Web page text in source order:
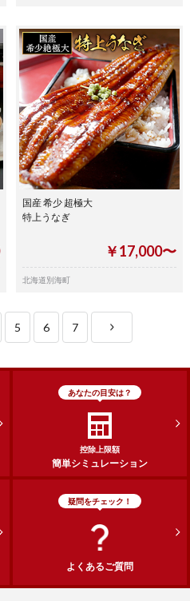
国産 希少 超極大
特上うなぎ
￥17,000〜
北海道別海町
5 6 7
あなたの目安は？
控除上限額
簡単シミュレーション
疑問をチェック！
よくあるご質問